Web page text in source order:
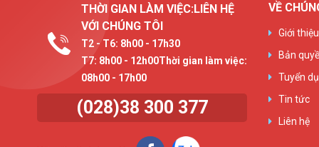
THỜI GIAN LÀM VIỆC:LIÊN HỆ
VỚI CHÚNG TÔI
T2 - T6: 8h00 - 17h30
T7: 8h00 - 12h00Thời gian làm việc:
08h00 - 17h00
(028)38 300 377
VỀ
Giới
Bản
Tuyển
Tin tức
Liên hệ